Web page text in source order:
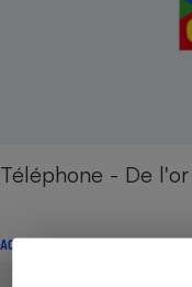
Téléphone - De
ACTION QUE CHOISIR ENSEMBLE